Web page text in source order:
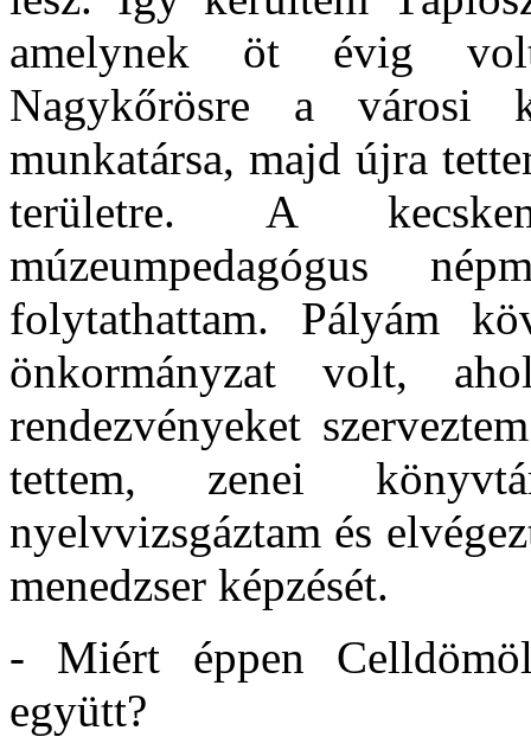
amelynek öt évig
Nagykőrösre a városi
munkatársa, majd újra
területre. A
múzeumpedagógus
folytathattam. Pályám
önkormányzat volt,
rendezvényeket
tettem, zenei
nyelvvizsgáztam és
menedzser képzését.
- Miért éppen
együtt?